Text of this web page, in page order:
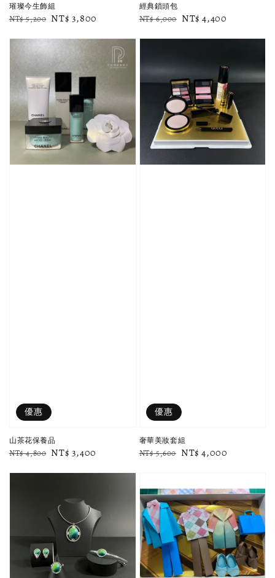
璀璨今生飾組
Regular
NT$ 5,200 Sale
NT$ 3,800
經典鎖頭包
Regular
NT$ 6,000 Sale
NT$ 4,400
優惠
山茶花保養品
Regular
NT$ 4,800 Sale
NT$ 3,400
優惠
奢華美妝套組
Regular
NT$ 5,600 Sale
NT$ 4,000